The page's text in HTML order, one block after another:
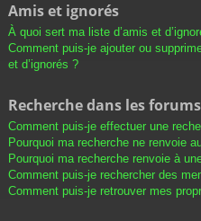
Amis et ignorés
À quoi sert ma liste d’amis et
Comment puis-je ajouter ou
et d’ignorés ?
Recherche dans les forums
Comment puis-je effectuer une
Pourquoi ma recherche ne renvoie
Pourquoi ma recherche renvoie à
Comment puis-je rechercher des
Comment puis-je retrouver mes